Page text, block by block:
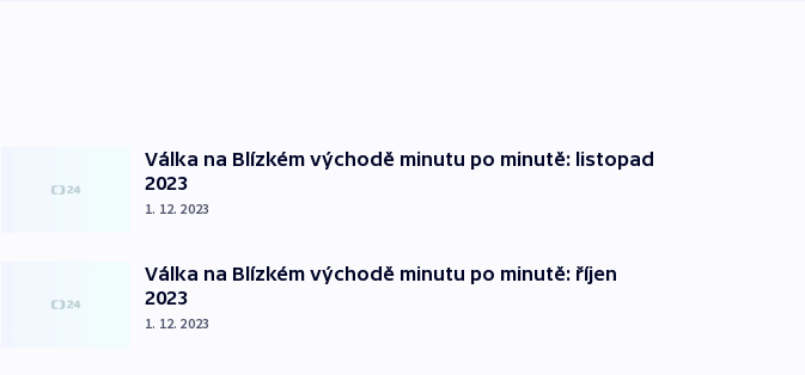
Válka na Blízkém východě minutu po minutě: listopad
2023
1. 12. 2023
Válka na Blízkém východě minutu po minutě: říjen
2023
1. 12. 2023